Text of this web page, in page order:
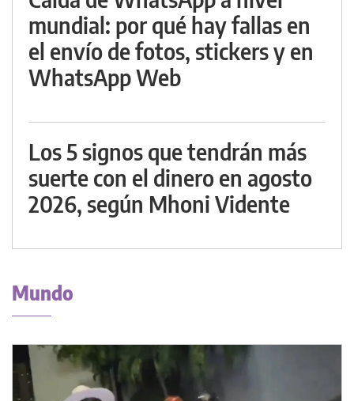
mundial: por qué hay fallas en
el envío de fotos, stickers y en
WhatsApp Web
Los 5 signos que tendrán más
suerte con el dinero en agosto
2026, según Mhoni Vidente
Mundo